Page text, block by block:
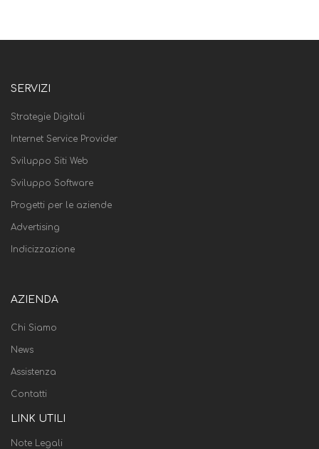
SERVIZI
Strategie Digitali
Internet Service Provider
Sviluppo Siti Web
Sviluppo Software
Progetti per le aziende
Advertising
Indicizzazione
AZIENDA
Chi Siamo
News
Assistenza
Contatti
LINK UTILI
Note Legali